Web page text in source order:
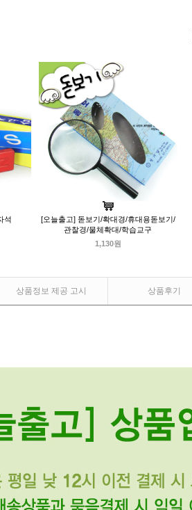
석
[오늘출고] 돋보기/확대경/휴대용돋보기/
관찰경/물체확대/학습교구
1,130원
상품정보 제공 고시 상품후기